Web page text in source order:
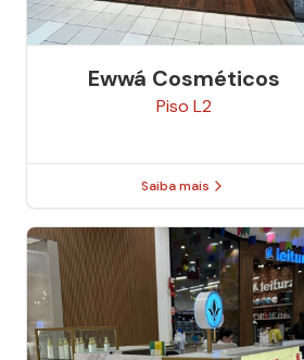
Ewwá Cosméticos
Piso L2
Saiba mais